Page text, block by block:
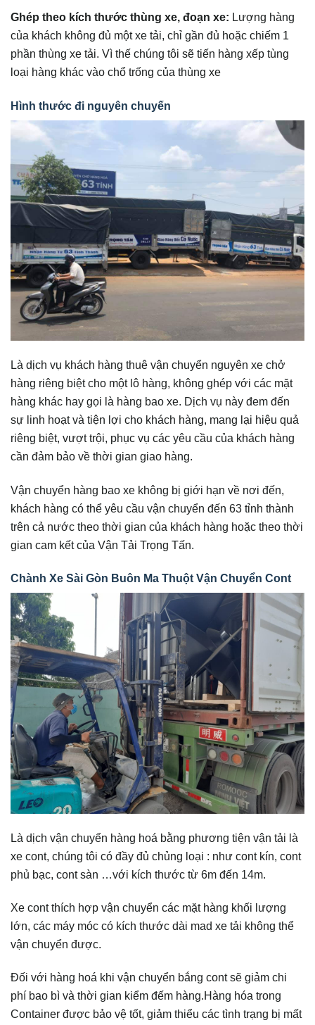
Ghép theo kích thước thùng xe, đoạn xe: Lượng hàng
của khách không đủ một xe tải, chỉ gần đủ hoặc chiếm 1
phần thùng xe tải. Vì thế chúng tôi sẽ tiến hàng xếp tùng
loại hàng khác vào chổ trống của thùng xe
Hình thước đi nguyên chuyến
Là dịch vụ khách hàng thuê vận chuyển nguyên xe chở
hàng riêng biệt cho một lô hàng, không ghép với các mặt
hàng khác hay gọi là hàng bao xe. Dịch vụ này đem đến
sự linh hoạt và tiện lợi cho khách hàng, mang lại hiệu quả
riêng biệt, vượt trội, phục vụ các yêu cầu của khách hàng
cần đảm bảo về thời gian giao hàng.
Vận chuyển hàng bao xe không bị giới hạn về nơi đến,
khách hàng có thể yêu cầu vận chuyển đến 63 tỉnh thành
trên cả nước theo thời gian của khách hàng hoặc theo thời
gian cam kết của Vận Tải Trọng Tấn.
Chành Xe Sài Gòn Buôn Ma Thuột Vận Chuyển Cont
Là dịch vận chuyển hàng hoá bằng phương tiện vận tải là
xe cont, chúng tôi có đầy đủ chủng loại : như cont kín, cont
phủ bạc, cont sàn …với kích thước từ 6m đến 14m.
Xe cont thích hợp vận chuyển các mặt hàng khối lượng
lớn, các máy móc có kích thước dài mad xe tải không thể
vận chuyển được.
Đối với hàng hoá khi vận chuyển bắng cont sẽ giảm chi
phí bao bì và thời gian kiểm đếm hàng.Hàng hóa trong
Container được bảo vệ tốt, giảm thiểu các tình trạng bị mất